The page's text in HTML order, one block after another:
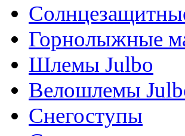
Горнолыжные
Шлемы Julbo
Велошлемы
Снегоступы